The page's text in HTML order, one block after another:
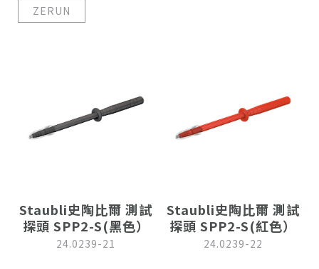
ZERUN
Staubli史陶比爾 測試
探頭 SPP2-S(黑色）
24.0239-21
Staubli史陶比爾 測試
探頭 SPP2-S(紅色）
24.0239-22